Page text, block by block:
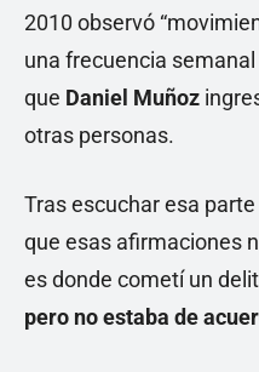
2010 observó
una frecuencia semanal
que Daniel Muñoz
otras personas.
Tras escuchar esa
que esas afirmaciones
es donde cometí un
pero no estaba de